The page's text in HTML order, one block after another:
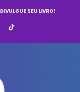
DIVULGUE SEU LIVRO!